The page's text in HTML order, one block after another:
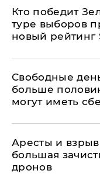
Кто победит
туре выборов
новый рейтинг
Свободные
больше
могут иметь
Аресты и
большая
дронов